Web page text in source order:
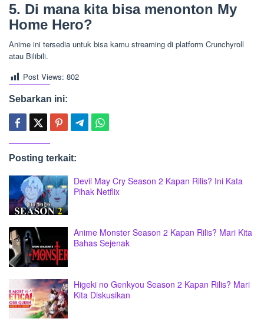
5. Di mana kita bisa menonton My
Home Hero?
Anime ini tersedia untuk bisa kamu streaming di platform Crunchyroll
atau Bilibili.
Post Views: 802
Sebarkan ini:
Posting terkait:
Devil May Cry Season 2 Kapan Rilis? Ini Kata
Pihak Netflix
Anime Monster Season 2 Kapan Rilis? Mari Kita
Bahas Sejenak
Higeki no Genkyou Season 2 Kapan Rilis? Mari
Kita Diskusikan